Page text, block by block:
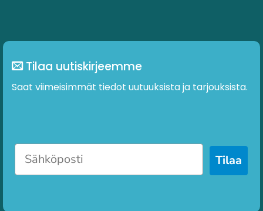
Tilaa uutiskirjeemme
Saat viimeisimmät tiedot uutuuksista ja tarjouksista.
Tilaa